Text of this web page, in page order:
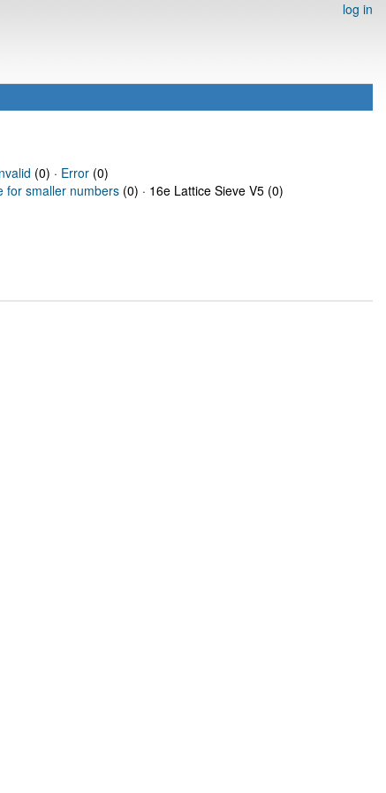
log in
(0) · Error(0)
for smaller numbers (0) · 16e Lattice Sieve V5 (0)